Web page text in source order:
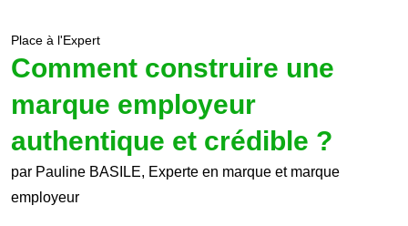
Place à l'Expert
Comment construire une
marque employeur
authentique et crédible ?
par Pauline BASILE, Experte en marque et marque
employeur